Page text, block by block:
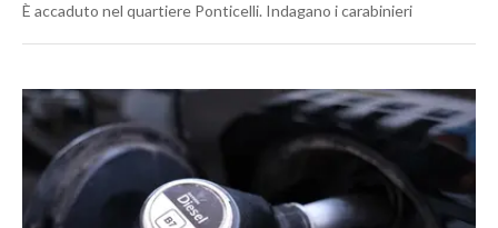
È accaduto nel quartiere Ponticelli. Indagano i carabinieri